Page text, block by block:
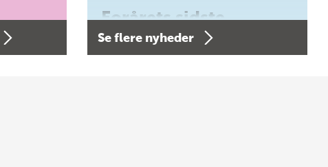
Forårets sidste
Bogtorsdag 11. juni
Se flere nyheder